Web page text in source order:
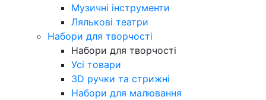
Музичні інструменти
Лялькові театри
Набори для творчості
Набори для творчості
Усі товари
3D ручки та стрижні
Набори для малювання